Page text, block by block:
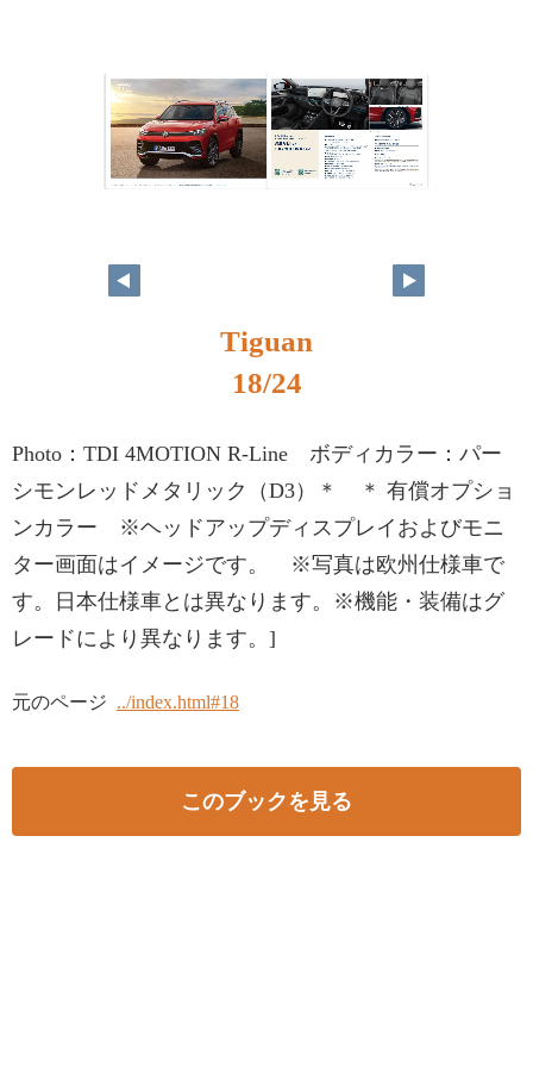
Tiguan
18/24
Photo：TDI 4MOTION R-Line ボディカラー：パー
シモンレッドメタリック（D3）＊ ＊ 有償オプショ
ンカラー ※ヘッドアップディスプレイおよびモニ
ター画面はイメージです。 ※写真は欧州仕様車で
す。日本仕様車とは異なります。※機能・装備はグ
レードにより異なります。]
元のページ ../index.html#18
このブックを見る